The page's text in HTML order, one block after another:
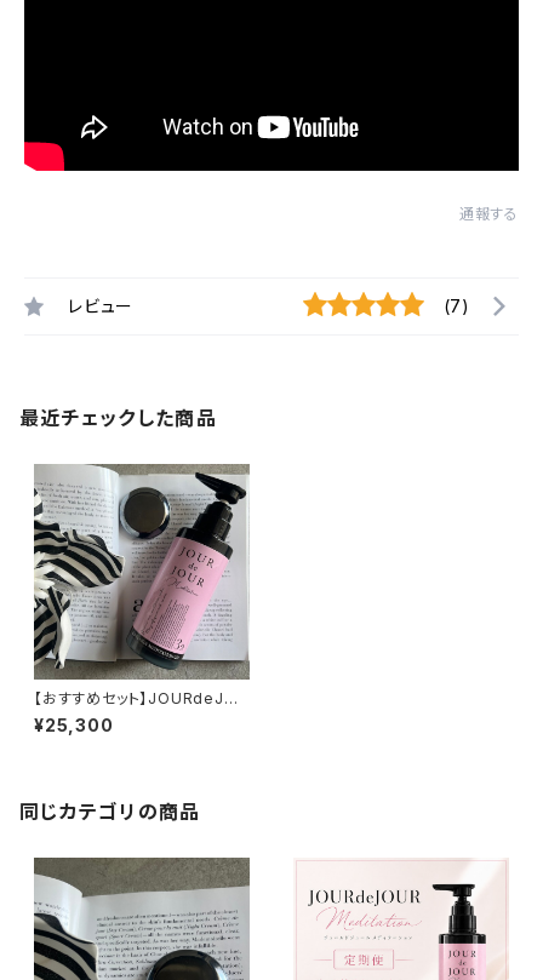
通報する
レビュー (7)
最近チェックした商品
【おすすめセット】JOURdeJOU
Rメディテーションゲル＆テラヘ
ルツ円盤かっさ
¥25,300
同じカテゴリの商品